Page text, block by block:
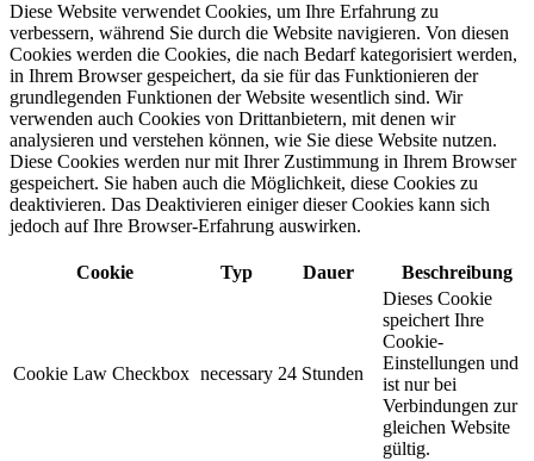
Diese Website verwendet Cookies, um Ihre Erfahrung zu
verbessern, während Sie durch die Website navigieren. Von diesen
Cookies werden die Cookies, die nach Bedarf kategorisiert werden,
in Ihrem Browser gespeichert, da sie für das Funktionieren der
grundlegenden Funktionen der Website wesentlich sind. Wir
verwenden auch Cookies von Drittanbietern, mit denen wir
analysieren und verstehen können, wie Sie diese Website nutzen.
Diese Cookies werden nur mit Ihrer Zustimmung in Ihrem Browser
gespeichert. Sie haben auch die Möglichkeit, diese Cookies zu
deaktivieren. Das Deaktivieren einiger dieser Cookies kann sich
jedoch auf Ihre Browser-Erfahrung auswirken.
Cookie Typ Dauer Beschreibung
Cookie Law Checkbox necessary 24 Stunden
Dieses Cookie
speichert Ihre
Cookie-
Einstellungen und
ist nur bei
Verbindungen zur
gleichen Website
gültig.